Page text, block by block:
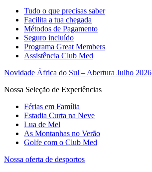
Tudo o que precisas saber
Facilita a tua chegada
Métodos de Pagamento
Seguro incluído
Programa Great Members
Assistência Club Med
Novidade África do Sul – Abertura Julho 2026
Nossa Seleção de Experiências
Férias em Família
Estadia Curta na Neve
Lua de Mel
As Montanhas no Verão
Golfe com o Club Med
Nossa oferta de desportos